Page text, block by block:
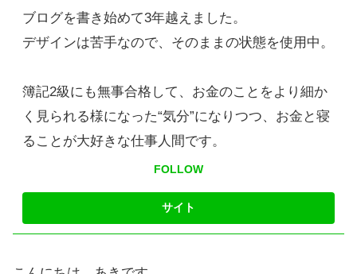
ブログを書き始めて3年越えました。
デザインは苦手なので、そのままの状態を使用中。
簿記2級にも無事合格して、お金のことをより細か
く見られる様になった“気分”になりつつ、お金と寝
ることが大好きな仕事人間です。
FOLLOW